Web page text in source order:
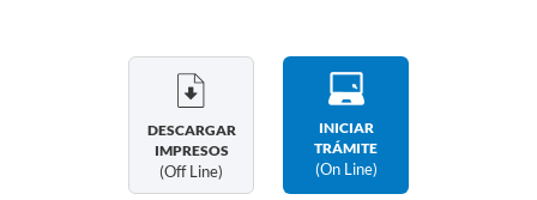
DESCARGAR
IMPRESOS
(off Line)
INICIAR
TRÁMITE
(on Line)